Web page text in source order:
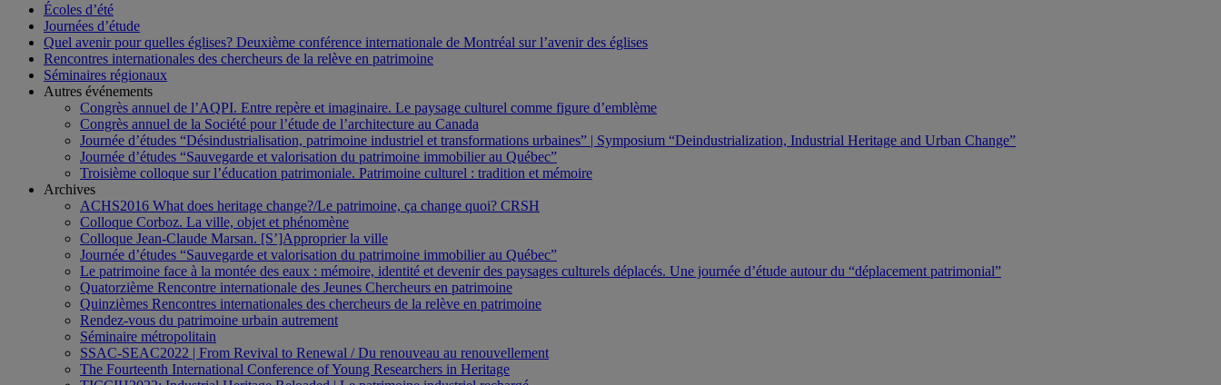
Écoles d’été
Journées d’étude
Quel avenir pour quelles églises? Deuxième conférence internationale de Montréal sur l’avenir des églises
Rencontres internationales des chercheurs de la relève en patrimoine
Séminaires régionaux
Autres événements
Congrès annuel de l’AQPI. Entre repère et imaginaire. Le paysage culturel comme figure d’emblème
Congrès annuel de la Société pour l’étude de l’architecture au Canada
Journée d’études “Désindustrialisation, patrimoine industriel et transformations urbaines” | Symposium “Deindustrialization, Industrial Heritage and Urban Change”
Journée d’études “Sauvegarde et valorisation du patrimoine immobilier au Québec”
Troisième colloque sur l’éducation patrimoniale. Patrimoine culturel : tradition et mémoire
Archives
ACHS2016 What does heritage change?/Le patrimoine, ça change quoi? CRSH
Colloque Corboz. La ville, objet et phénomène
Colloque Jean-Claude Marsan. [S’]Approprier la ville
Journée d’études “Sauvegarde et valorisation du patrimoine immobilier au Québec”
Le patrimoine face à la montée des eaux : mémoire, identité et devenir des paysages culturels déplacés. Une journée d’étude autour du “déplacement patrimonial”
Quatorzième Rencontre internationale des Jeunes Chercheurs en patrimoine
Quinzièmes Rencontres internationales des chercheurs de la relève en patrimoine
Rendez-vous du patrimoine urbain autrement
Séminaire métropolitain
SSAC-SEAC2022 | From Revival to Renewal / Du renouveau au renouvellement
The Fourteenth International Conference of Young Researchers in Heritage